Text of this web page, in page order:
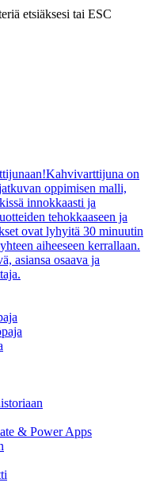
etsiäksesi tai ESC
Kahvivarttijuna on
oppimisen malli,
innokkaasti ja
tehokkaaseen ja
ovat lyhyitä 30 minuutin
aiheeseen kerrallaan.
asiansa osaava ja
& Power Apps